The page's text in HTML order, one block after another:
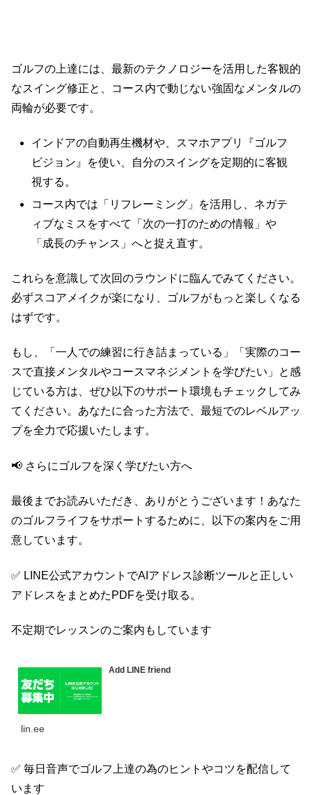
ゴルフの上達には、最新のテクノロジーを活用した客観的
なスイング修正と、コース内で動じない強固なメンタルの
両輪が必要です。
インドアの自動再生機材や、スマホアプリ『ゴルフ
ビジョン』を使い、自分のスイングを定期的に客観
視する。
コース内では「リフレーミング」を活用し、ネガテ
ィブなミスをすべて「次の一打のための情報」や
「成長のチャンス」へと捉え直す。
これらを意識して次回のラウンドに臨んでみてください。
必ずスコアメイクが楽になり、ゴルフがもっと楽しくなる
はずです。
もし、「一人での練習に行き詰まっている」「実際のコー
スで直接メンタルやコースマネジメントを学びたい」と感
じている方は、ぜひ以下のサポート環境もチェックしてみ
てください。あなたに合った方法で、最短でのレベルアッ
プを全力で応援いたします。
📢 さらにゴルフを深く学びたい方へ
最後までお読みいただき、ありがとうございます！あなた
のゴルフライフをサポートするために、以下の案内をご用
意しています。
✅ LINE公式アカウントでAIアドレス診断ツールと正しい
アドレスをまとめたPDFを受け取る。
不定期でレッスンのご案内もしています
Add LINE friend
lin.ee
✅ 毎日音声でゴルフ上達の為のヒントやコツを配信して
います